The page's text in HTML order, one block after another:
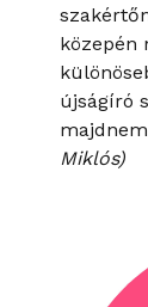
közepén
újságíró
Miklós)